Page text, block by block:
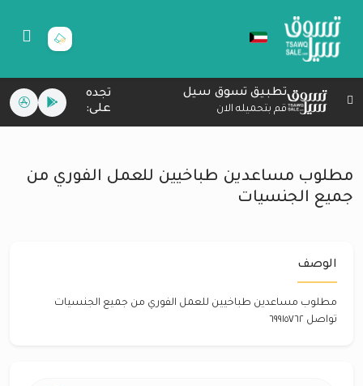
تطبيق تسوق سيل
قم بتحميله الان
تجده
على:
مطلوب مساعدين طباخيين للعمل الفوري من
جميع الجنسيات
الوصف
مطلوب مساعدين طباخيين للعمل الفوري من جميع الجنسيات
تواصل ٦٩٩١٥٧٦٢